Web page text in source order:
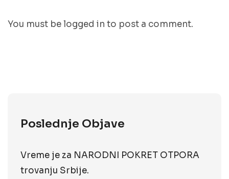
You must belogged in to post a comment.
Poslednje Objave
Vreme je za NARODNI POKRET OTPORA
trovanju Srbije.